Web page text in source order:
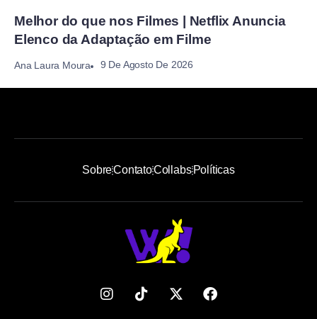
Melhor do que nos Filmes | Netflix Anuncia
Elenco da Adaptação em Filme
Ana Laura Moura 9 De Agosto De 2026
SobreContatoCollabsPolíticas